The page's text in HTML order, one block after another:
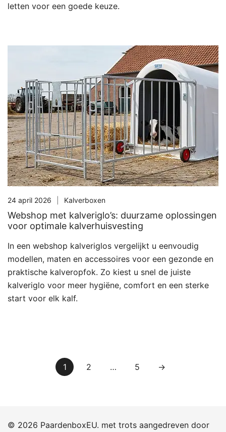
letten voor een goede keuze.
24 april 2026 Kalverboxen
Webshop met kalveriglo’s: duurzame oplossingen
voor optimale kalverhuisvesting
In een webshop kalveriglos vergelijkt u eenvoudig
modellen, maten en accessoires voor een gezonde en
praktische kalveropfok. Zo kiest u snel de juiste
kalveriglo voor meer hygiëne, comfort en een sterke
start voor elk kalf.
Berichten
paginering
1 2 … 5 →
© 2026 PaardenboxEU. met trots aangedreven door